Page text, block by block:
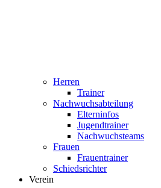
Herren
Trainer
Nachwuchsabteilung
Elterninfos
Jugendtrainer
Nachwuchsteams
Frauen
Frauentrainer
Schiedsrichter
Verein